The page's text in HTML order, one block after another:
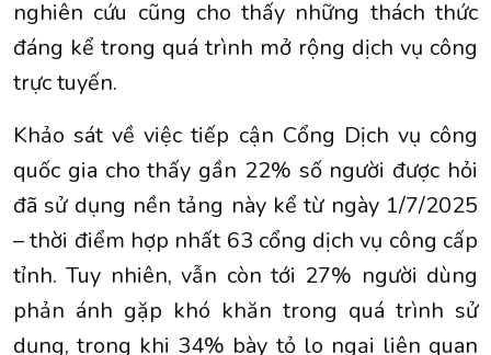
nghiên cứu cũng cho thấy những thách thức
đáng kể trong quá trình mở rộng dịch vụ công
trực tuyến.
Khảo sát về việc tiếp cận Cổng Dịch vụ công
quốc gia cho thấy gần 22% số người được hỏi
đã sử dụng nền tảng này kể từ ngày 1/7/2025
– thời điểm hợp nhất 63 cổng dịch vụ công cấp
tỉnh. Tuy nhiên, vẫn còn tới 27% người dùng
phản ánh gặp khó khăn trong quá trình sử
dụng, trong khi 34% bày tỏ lo ngại liên quan